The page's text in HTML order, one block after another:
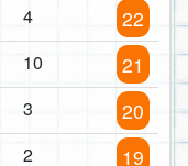
4 22
10 21
3 20
2 19